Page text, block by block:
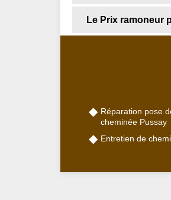
Le Prix ramoneur
Réparation pose
cheminée Pussay
Entretien de